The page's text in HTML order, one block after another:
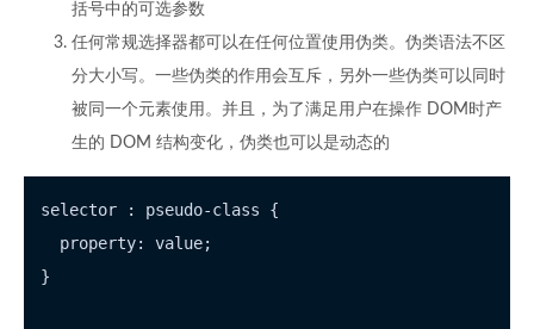
括号中的可选参数
任何常规选择器都可以在任何位置使用伪类。伪类语法不区
分大小写。一些伪类的作用会互斥，另外一些伪类可以同时
被同一个元素使用。并且，为了满足用户在操作 DOM时产
生的 DOM 结构变化，伪类也可以是动态的
selector : pseudo-class {
  property: value;
}